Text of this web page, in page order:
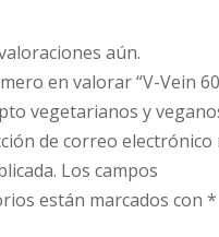
aún.
en valorar “V-Vein 60
vegetarianos y
de correo electrónico
Los campos
están marcados con *